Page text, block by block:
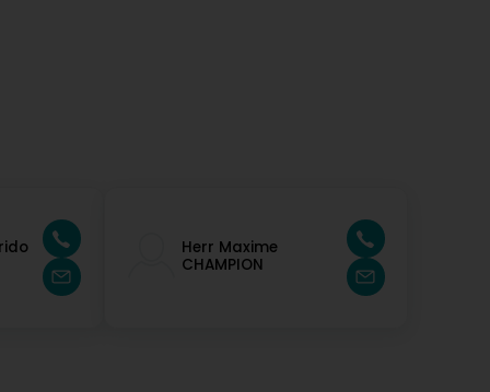
Herr Maxime
CHAMPION